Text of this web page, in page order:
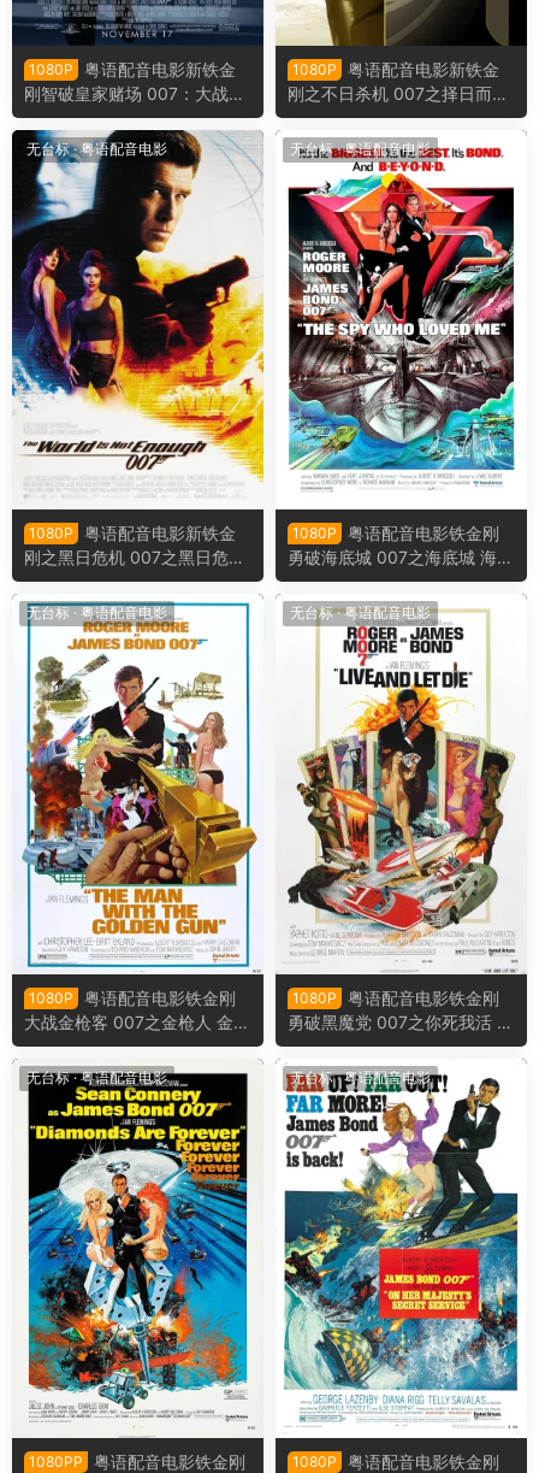
1080P
粤语配音电影新铁金
刚智破皇家赌场 007：大战皇
家赌场 007首部曲：皇家夜总
会 Casino Royale
1080P
粤语配音电影新铁金
刚之不日杀机 007之择日而亡
007谁与争锋 Die Another Da
y
无台标·粤语配音电影
1080P
粤语配音电影新铁金
刚之黑日危机 007之黑日危机
黑日危机 The World Is Not En
ough
无台标·粤语配音电影
1080P
粤语配音电影铁金刚
勇破海底城 007之海底城 海底
城 The Spy Who Loved Me
无台标·粤语配音电影
1080P
粤语配音电影铁金刚
大战金枪客 007之金枪人 金枪
人 The Man with the Golden
Gun
无台标·粤语配音电影
1080P
粤语配音电影铁金刚
勇破黑魔党 007之你死我活 生
死关头 Live and Let Die
无台标·粤语配音电影
1080PP
粤语配音电影铁金刚
无台标·粤语配音电影
1080P
粤语配音电影铁金刚